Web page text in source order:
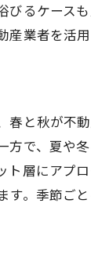
るケース
業者を活
と秋が不
で、夏や
層にアプ
。季節ご